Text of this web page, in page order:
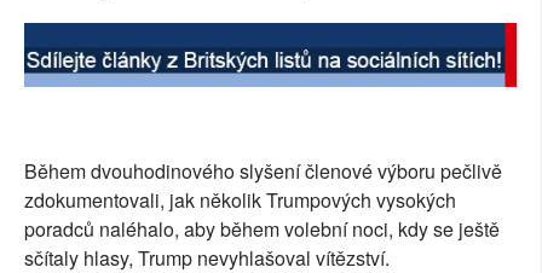
Během dvouhodinového slyšení členové výboru pečlivě
zdokumentovali, jak několik Trumpových vysokých
poradců naléhalo, aby během volební noci, kdy se ještě
sčítaly hlasy, Trump nevyhlašoval vítězství.